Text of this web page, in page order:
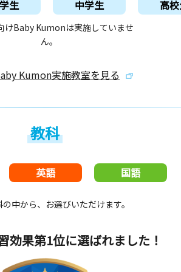
生 中学生 高
けBaby Kumonは実施していませ
ん。
Kumon実施教室を見る
教科
英語 国語
中から、お選びいただけます。
効果第1位に選ばれました！